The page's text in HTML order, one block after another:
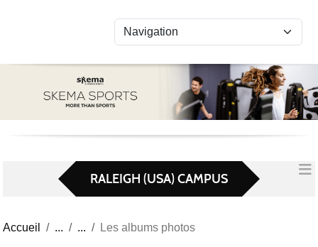
RALEIGH (USA) CAMPUS
Accueil Les albums photos